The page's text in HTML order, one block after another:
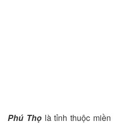
Phú Thọlà tỉnh thuộc miền